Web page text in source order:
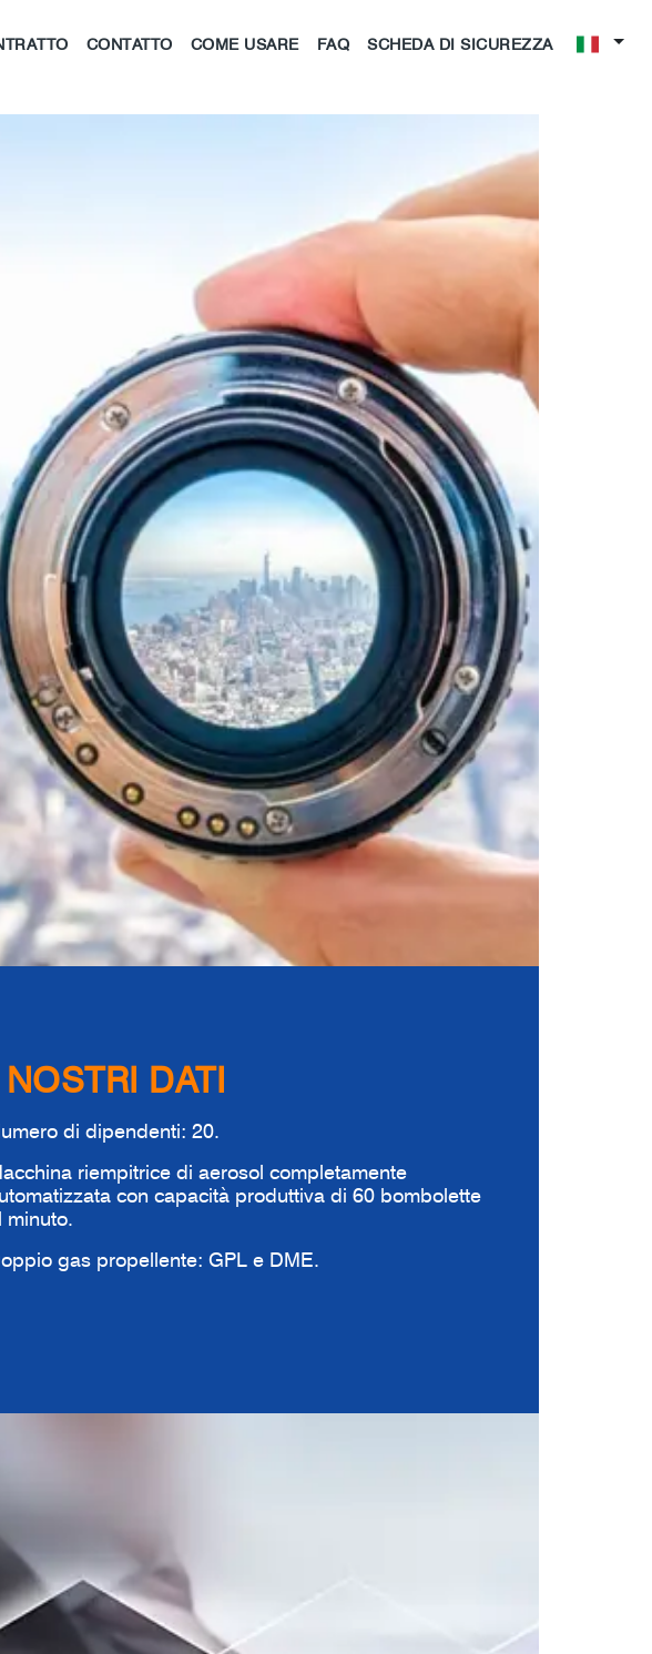
CONTATTO COME USARE FAQ SCHEDA DI SICUREZZA
DATI
di dipendenti: 20.
riempitrice di aerosol completamente
con capacità produttiva di 60 bombolette
minuto.
gas propellente: GPL e DME.